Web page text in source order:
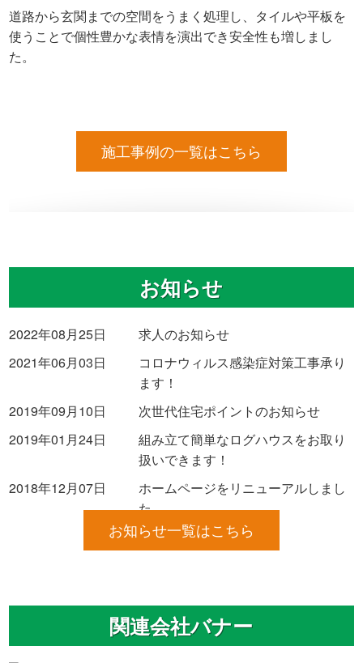
道路から玄関までの空間をうまく処理し、タイルや平板を
使うことで個性豊かな表情を演出でき安全性も増しまし
た。
施工事例の一覧はこちら
お知らせ
2022年08月25日
求人のお知らせ
2021年06月03日
コロナウィルス感染症対策工事承り
ます！
2019年09月10日
次世代住宅ポイントのお知らせ
2019年01月24日
組み立て簡単なログハウスをお取り
扱いできます！
2018年12月07日
ホームページをリニューアルしまし
た
お知らせ一覧はこちら
関連会社バナー